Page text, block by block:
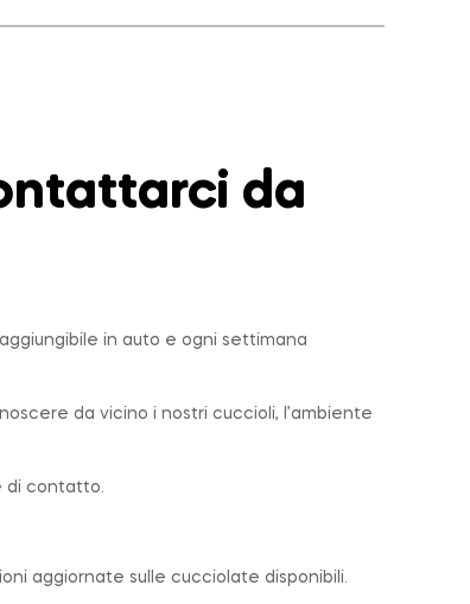
da
in auto e ogni settimana
da vicino i nostri cuccioli, l’ambiente
di contatto.
aggiornate sulle cucciolate disponibili.